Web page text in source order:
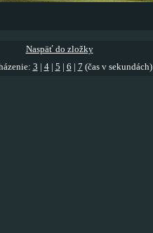
Naspäť do zložky
3 4| 5 6 7 (čas v sekundách)